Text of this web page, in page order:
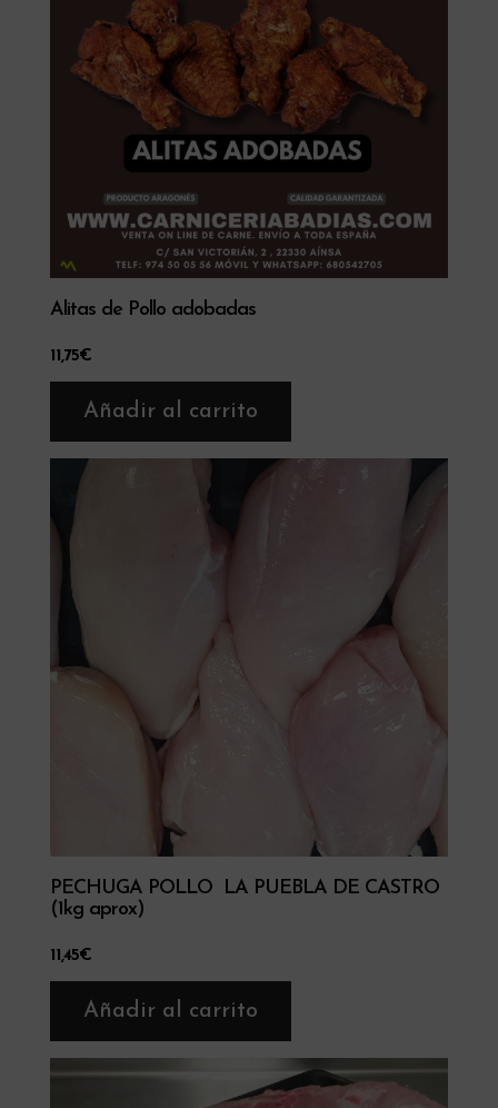
Alitas de Pollo adobadas
11,75€
Añadir al carrito
PECHUGA POLLO LA PUEBLA DE CASTRO
(1kg aprox)
11,45€
Añadir al carrito